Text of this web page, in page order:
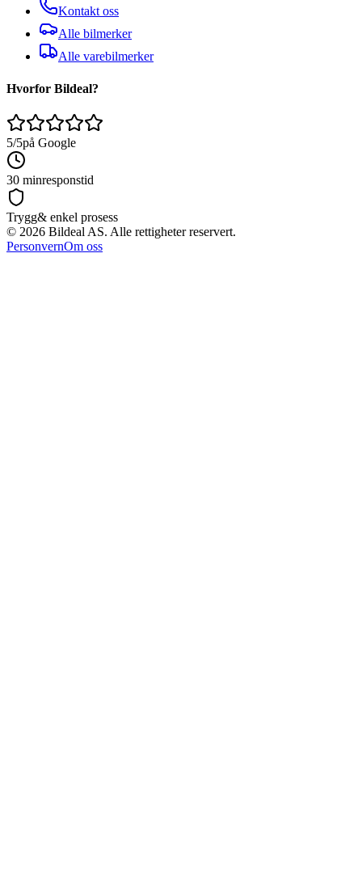
Kontakt oss
Alle bilmerker
Alle varebilmerker
Hvorfor Bildeal?
5/5på Google
30 minresponstid
Trygg& enkel prosess
© 2026 Bildeal AS. Alle rettigheter reservert.
PersonvernOm oss